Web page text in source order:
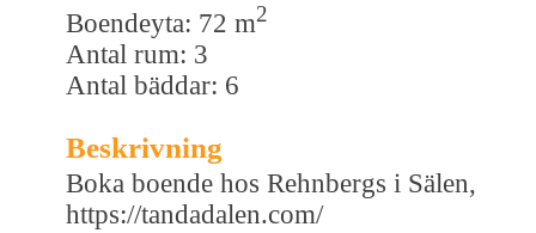
Boendeyta: 72 m2
Antal rum: 3
Antal bäddar: 6
Beskrivning
Boka boende hos Rehnbergs i Sälen,
https://tandadalen.com/